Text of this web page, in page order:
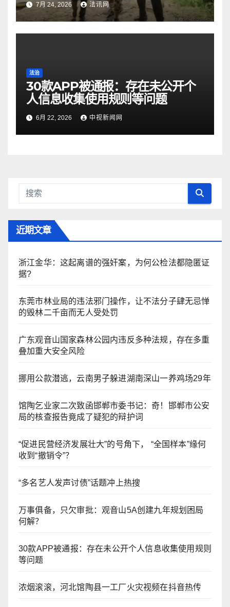
7月 24, 2026 法讯网
法治
30款APP被通报：存在未公开个
人信息收集使用规则等问题
6月 22, 2026 中视新闻网
近期文章
浙江金华：​这起离谱的强奸案，为何公检法都隐匿证
据?
东莞市林业局的违法邪门操作，让不法分子肆无忌惮
的毁林二千亩而无人受处罚
广东观音山国家森林公园内违反多种法规，存在多重
叠加重大安全风险
挪用公款潜逃，云南男子躲进湖南深山一养鸡场29年
馆陶乞业家二次致函邯郸市委书记：奇！邯郸市公安
局的核查报告竟成了疑犯的辩护词
“促进民营经济发展壮大”的号角下， “全国样本”缘何
收到“撤销令”？
“多名艺人发声讨债”话题冲上热搜
万事俱备，只欠审批：观音山5A创建九年规划困局
何解？
30款APP被通报：存在未公开个人信息收集使用规则
等问题
浓烟滚滚，河北馆陶县一工厂火灾视频在抖音热传